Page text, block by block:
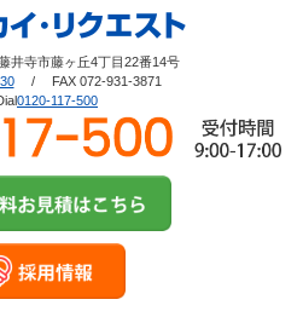
業】 賃貸マンション運営・管理、不動産
などの不動産事業警備業
土地活用のご相談など細やかなご提案が
す。 現在空き家問題や自然災害の多発な
需要は年々増加しています。空き家をお
解体工事を検討されている方気軽にご相
。 問い合わせや相談などはこちらのHPか
ますので、どんな小さな事でも構いませ
度お問い合わせください。 【スカイリク
対応エリア】 大阪府藤井寺市を中心に羽
市、富田林市などの南河内地区、東大阪
阪府全域で解体工事を承っておりま
ビス内容】 建物解体工事、内装解体工
体、アスベスト調査、アスベスト関連工
事、駐車場工事、大規模解体など… 【解
ない株式会社スカイリクエストの強み
土地活用のご相談など細やかなご提案が
す。 現在空き家問題や自然災害の多発な
の需要は年々増加しています。空き家をお
は解体工事を検討されている方気軽にご相
。 問い合わせや相談などはこちらのHPか
ますので、どんな小さな事でも構いませ
度お問い合わせください。 【スカイリク
工事の費用について詳しく知りたい方は
対応エリア】 大阪府藤井寺市を中心に羽
原市、富田林市などの南河内地区、東大阪
大阪府全域で解体工事を承っておりま
ど。 産業廃棄物をリサイクルすることに
る廃棄物の量を減らすことによって環境
に資源を節約することができます。 解体
を壊し、解体するだけでなく様々な工程
んと分別等をして解体工事を行っていま
今回は産業廃棄物について簡単に説明さ
きました！産業廃棄物が引き起こす環境問
境への悪影響や人体に及ぼす公害などが含
かし、大阪の解体工事業者は、産業廃棄
分方法について細かく管理しており、し
しています。解体工事を検討している方
廃棄物を処分してくれる業者に依頼するよ
ょう！ 【解体工事にお悩みの方】 【解体
できる補助金・助成金について】 大阪府
井寺市藤ヶ丘4丁目22番14号
/ FAX 072-931-3871
0120-117-500